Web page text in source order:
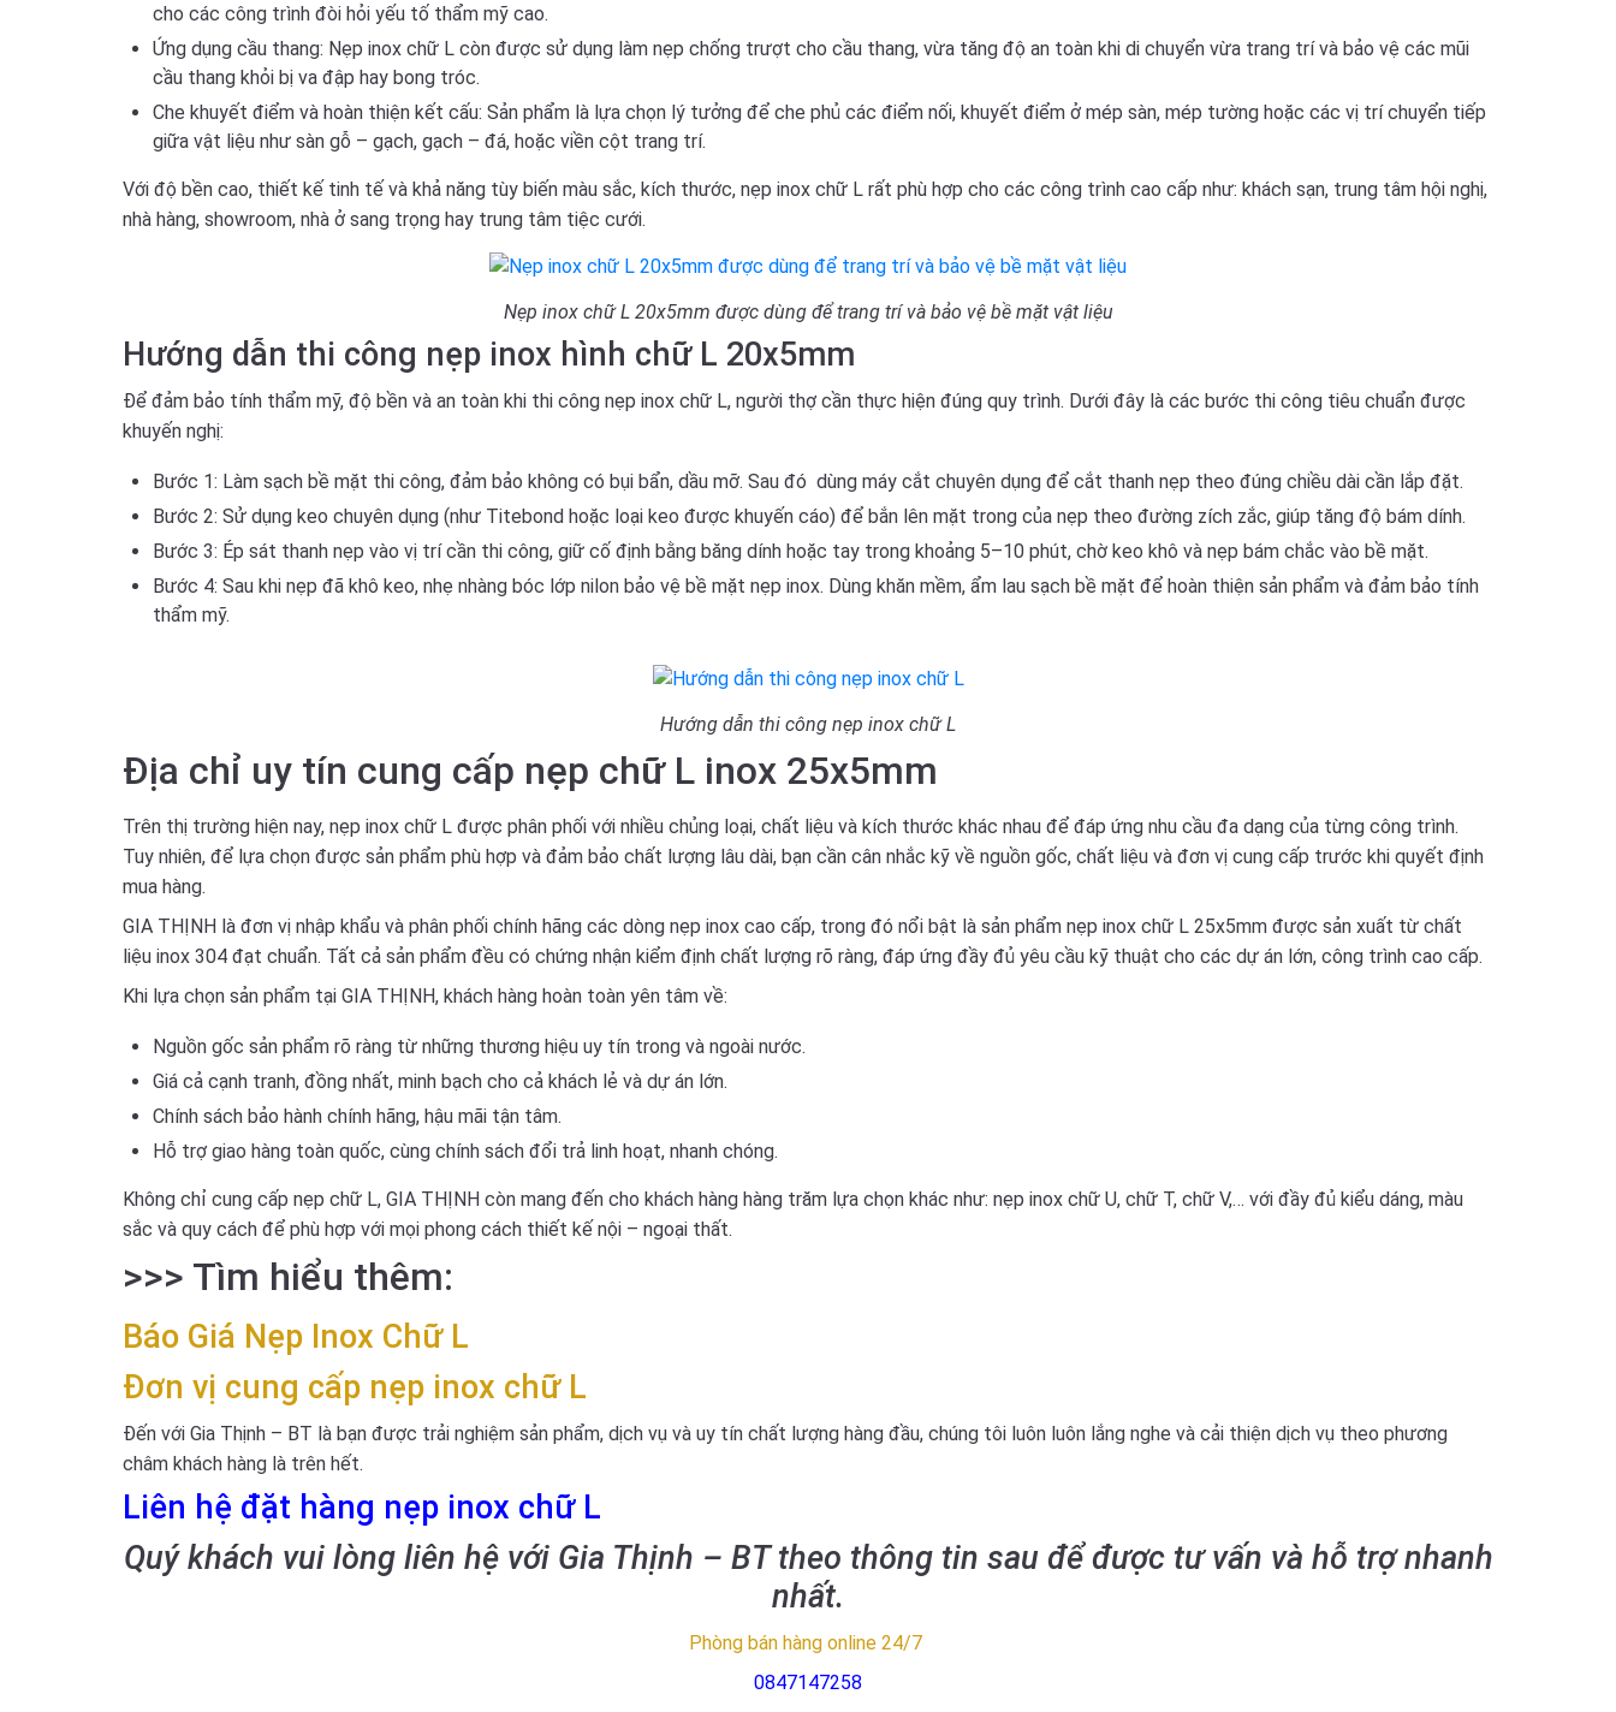
cho các công trình đòi hỏi yếu tố thẩm mỹ cao.
Ứng dụng cầu thang: Nẹp inox chữ L còn được sử dụng làm nẹp chống trượt cho cầu thang, vừa tăng độ an toàn khi di chuyển vừa trang trí và bảo vệ các mũi
cầu thang khỏi bị va đập hay bong tróc.
Che khuyết điểm và hoàn thiện kết cấu: Sản phẩm là lựa chọn lý tưởng để che phủ các điểm nối, khuyết điểm ở mép sàn, mép tường hoặc các vị trí chuyển tiếp
giữa vật liệu như sàn gỗ – gạch, gạch – đá, hoặc viền cột trang trí.
Với độ bền cao, thiết kế tinh tế và khả năng tùy biến màu sắc, kích thước, nẹp inox chữ L rất phù hợp cho các công trình cao cấp như: khách sạn, trung tâm hội nghị,
nhà hàng, showroom, nhà ở sang trọng hay trung tâm tiệc cưới.
Nẹp inox chữ L 20x5mm được dùng để trang trí và bảo vệ bề mặt vật liệu
Hướng dẫn thi công nẹp inox hình chữ L 20x5mm
Để đảm bảo tính thẩm mỹ, độ bền và an toàn khi thi công nẹp inox chữ L, người thợ cần thực hiện đúng quy trình. Dưới đây là các bước thi công tiêu chuẩn được
khuyến nghị:
Bước 1: Làm sạch bề mặt thi công, đảm bảo không có bụi bẩn, dầu mỡ. Sau đó dùng máy cắt chuyên dụng để cắt thanh nẹp theo đúng chiều dài cần lắp đặt.
Bước 2: Sử dụng keo chuyên dụng (như Titebond hoặc loại keo được khuyến cáo) để bắn lên mặt trong của nẹp theo đường zích zắc, giúp tăng độ bám dính.
Bước 3: Ép sát thanh nẹp vào vị trí cần thi công, giữ cố định bằng băng dính hoặc tay trong khoảng 5–10 phút, chờ keo khô và nẹp bám chắc vào bề mặt.
Bước 4: Sau khi nẹp đã khô keo, nhẹ nhàng bóc lớp nilon bảo vệ bề mặt nẹp inox. Dùng khăn mềm, ẩm lau sạch bề mặt để hoàn thiện sản phẩm và đảm bảo tính
thẩm mỹ.
Hướng dẫn thi công nẹp inox chữ L
Địa chỉ uy tín cung cấp nẹp chữ L inox 25x5mm
Trên thị trường hiện nay, nẹp inox chữ L được phân phối với nhiều chủng loại, chất liệu và kích thước khác nhau để đáp ứng nhu cầu đa dạng của từng công trình.
Tuy nhiên, để lựa chọn được sản phẩm phù hợp và đảm bảo chất lượng lâu dài, bạn cần cân nhắc kỹ về nguồn gốc, chất liệu và đơn vị cung cấp trước khi quyết định
mua hàng.
GIA THỊNH là đơn vị nhập khẩu và phân phối chính hãng các dòng nẹp inox cao cấp, trong đó nổi bật là sản phẩm nẹp inox chữ L 25x5mm được sản xuất từ chất
liệu inox 304 đạt chuẩn. Tất cả sản phẩm đều có chứng nhận kiểm định chất lượng rõ ràng, đáp ứng đầy đủ yêu cầu kỹ thuật cho các dự án lớn, công trình cao cấp.
Khi lựa chọn sản phẩm tại GIA THỊNH, khách hàng hoàn toàn yên tâm về:
Nguồn gốc sản phẩm rõ ràng từ những thương hiệu uy tín trong và ngoài nước.
Giá cả cạnh tranh, đồng nhất, minh bạch cho cả khách lẻ và dự án lớn.
Chính sách bảo hành chính hãng, hậu mãi tận tâm.
Hỗ trợ giao hàng toàn quốc, cùng chính sách đổi trả linh hoạt, nhanh chóng.
Không chỉ cung cấp nẹp chữ L, GIA THỊNH còn mang đến cho khách hàng hàng trăm lựa chọn khác như: nẹp inox chữ U, chữ T, chữ V,… với đầy đủ kiểu dáng, màu
sắc và quy cách để phù hợp với mọi phong cách thiết kế nội – ngoại thất.
>>> Tìm hiểu thêm:
Báo Giá Nẹp Inox Chữ L
Đơn vị cung cấp nẹp inox chữ L
Đến với Gia Thịnh – BT là bạn được trải nghiệm sản phẩm, dịch vụ và uy tín chất lượng hàng đầu, chúng tôi luôn luôn lắng nghe và cải thiện dịch vụ theo phương
châm khách hàng là trên hết.
Liên hệ đặt hàng nẹp inox chữ L
Quý khách vui lòng liên hệ với Gia Thịnh – BT theo thông tin sau để được tư vấn và hỗ trợ nhanh
nhất.
Phòng bán hàng online 24/7
0847147258